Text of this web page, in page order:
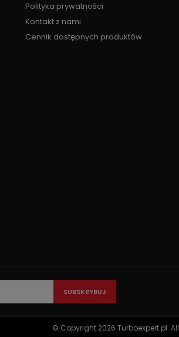
Polityka prywatności
Kontakt z nami
Cennik dostępnych produktów
© Copyright 2026 Turboexpert.pl.